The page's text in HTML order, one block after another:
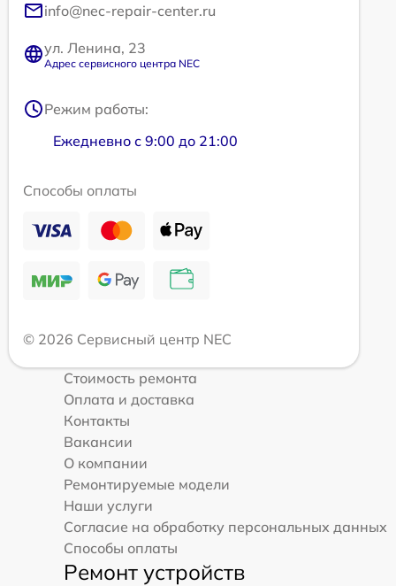
info@nec-repair-center.ru
ул. Ленина, 23
Адрес сервисного центра NEC
Режим работы:
Ежедневно с 9:00 до 21:00
Способы оплаты
© 2026 Сервисный центр NEC
Стоимость ремонта
Оплата и доставка
Контакты
Вакансии
О компании
Ремонтируемые модели
Наши услуги
Согласие на обработку персональных данных
Способы оплаты
Ремонт устройств